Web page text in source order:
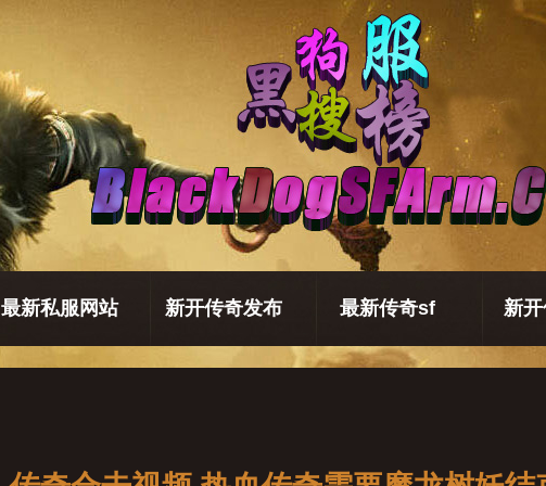
最新私服网站 新开传奇发布 最新传奇sf 新